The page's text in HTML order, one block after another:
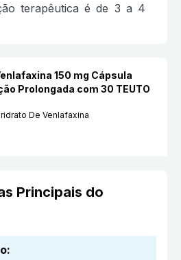
terapêutica é de 3 a 4
150 mg Cápsula
Prolongada com 30 TEUTO
De Venlafaxina
Principais do
: